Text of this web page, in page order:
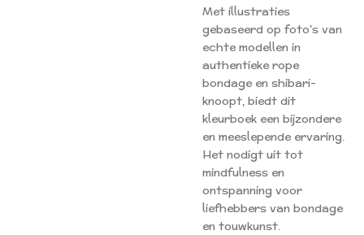
Met illustraties
gebaseerd op foto's van
echte modellen in
authentieke rope
bondage en shibari-
knoopt, biedt dit
kleurboek een bijzondere
en meeslepende ervaring.
Het nodigt uit tot
mindfulness en
ontspanning voor
liefhebbers van bondage
en touwkunst.